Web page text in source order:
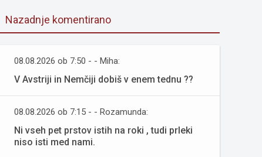
Nazadnje komentirano
08.08.2026 ob 7:50 - - Miha:
V Avstriji in Nemčiji dobiš v enem tednu ??
08.08.2026 ob 7:15 - - Rozamunda:
Ni vseh pet prstov istih na roki , tudi prleki
niso isti med nami.